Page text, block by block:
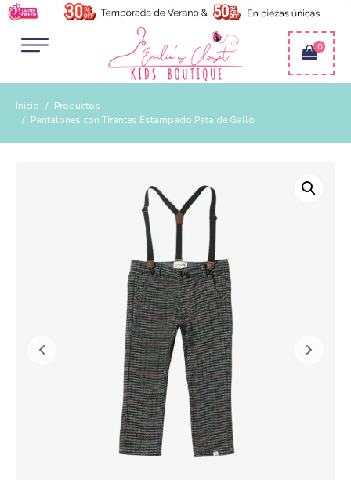
0
Inicio
Productos
Pantalones con Tirantes Estampado Pata de Gallo